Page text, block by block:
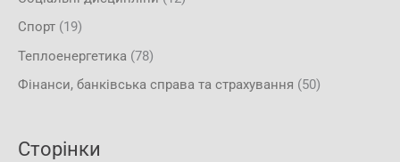
Спорт (19)
Теплоенергетика (78)
Фінанси, банківська справа та страхування (50)
Сторінки